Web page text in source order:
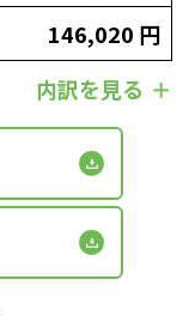
146,020 円
内訳を見る